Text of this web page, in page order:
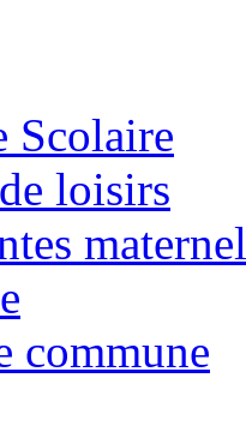
Scolaire
loisirs
commune